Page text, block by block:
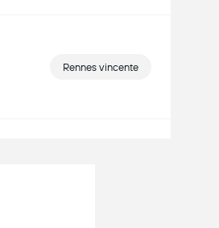
Rennes vincente